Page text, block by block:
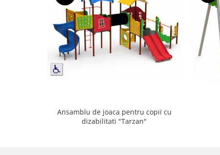
Ansamblu de joaca pentru copii cu
dizabilitati "Tarzan"